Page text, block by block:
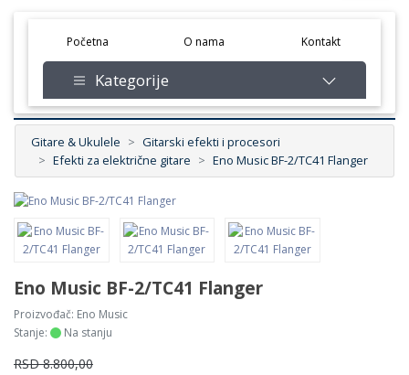
Početna(current) O nama Kontakt
Kategorije
Gitare & Ukulele
Gitarski efekti i procesori
Efekti za električne gitare
Eno Music BF-2/TC41 Flanger
Eno Music BF-2/TC41 Flanger
Proizvođač: Eno Music
Stanje:
Na stanju
RSD 8.800,00